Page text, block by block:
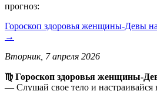
прогноз:
Гороскоп здоровья женщины-Девы на
→
Вторник, 7 апреля 2026
♍️ Гороскоп здоровья женщины-
— Слушай свое тело и